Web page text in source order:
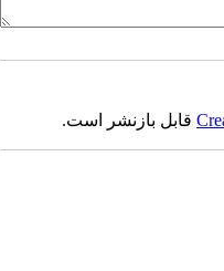
قابل بازنشر است.